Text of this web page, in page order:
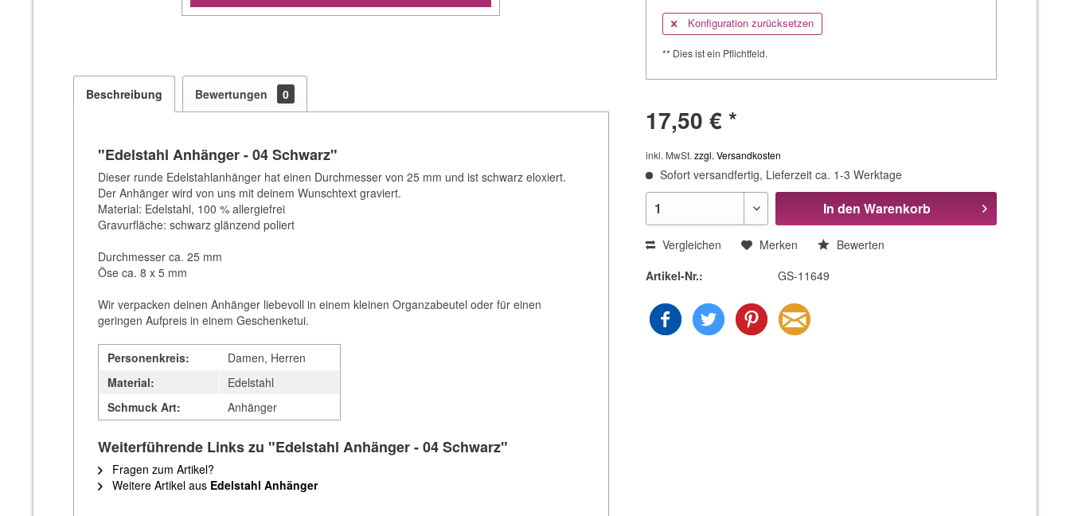
Beschreibung Bewertungen 0
"Edelstahl Anhänger - 04 Schwarz"
Dieser runde Edelstahlanhänger hat einen Durchmesser von 25 mm und ist schwarz eloxiert.
Der Anhänger wird von uns mit deinem Wunschtext graviert.
Material: Edelstahl, 100 % allergiefrei
Gravurfläche: schwarz glänzend poliert
Durchmesser ca. 25 mm
Öse ca. 8 x 5 mm
Wir verpacken deinen Anhänger liebevoll in einem kleinen Organzabeutel oder für einen
geringen Aufpreis in einem Geschenketui.
Personenkreis:
Damen, Herren
Material:
Edelstahl
Schmuck Art:
Anhänger
Weiterführende Links zu "Edelstahl Anhänger - 04 Schwarz"
Fragen zum Artikel?
Weitere Artikel aus Edelstahl Anhänger
Konfiguration zurücksetzen
** Dies ist ein Pflichtfeld.
17,50 € *
inkl. MwSt.zzgl. Versandkosten
Sofort versandfertig, Lieferzeit ca. 1-3 Werktage
In den Warenkorb
Vergleichen Merken
Bewerten
Artikel-Nr.:
GS-11649